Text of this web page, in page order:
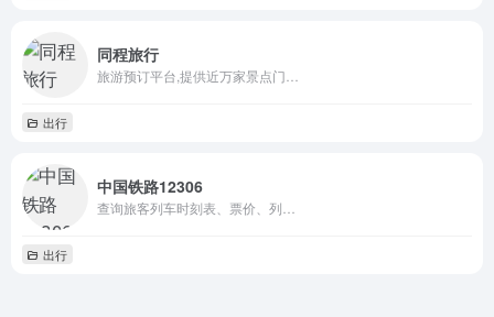
同程旅行
旅游预订平台,提供近万家景点门…
出行
中国铁路12306
查询旅客列车时刻表、票价、列…
出行